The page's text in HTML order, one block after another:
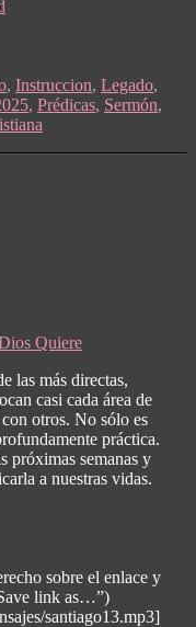
, Instruccion, Legado,
, Prédicas, Sermón,
Quiere
las más directas,
casi cada área de
otros. No sólo es
práctica.
próximas semanas y
a nuestras vidas.
sobre el enlace y
link as…”)
santiago13.mp3]